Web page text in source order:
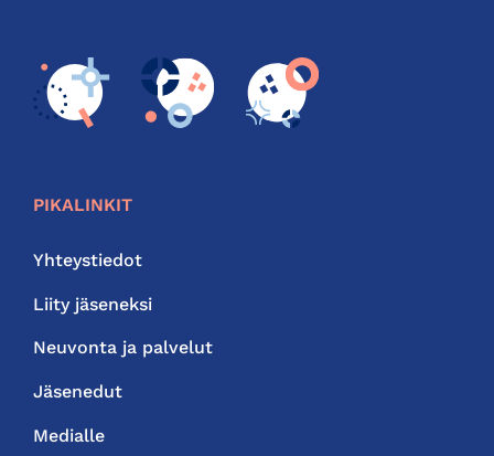
PIKALINKIT
Yhteystiedot
Liity jäseneksi
Neuvonta ja palvelut
Jäsenedut
Medialle